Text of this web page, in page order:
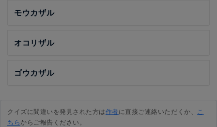
モウカザル
オコリザル
ゴウカザル
クイズに間違いを発見された方は作者に直接ご連絡いただくか、 こ
ちらからご報告ください。